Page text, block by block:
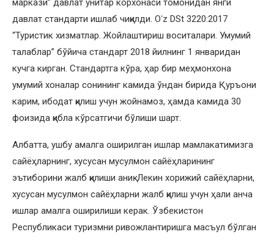
маркази” давлат унитар корхонаси томонидан янги
давлат стандарти ишлаб чиқилди. Oʻz DSt 3220:2017
“Туристик хизматлар. Жойлаштириш воситалари. Умумий
талаблар” бўйича стандарт 2018 йилнинг 1 январидан
кучга кирган. Стандартга кўра, ҳар бир меҳмонхона
умумий хоналар сонининг камида ўндан бирида Қуръони
карим, ибодат қилиш учун жойнамоз, ҳамда камида 30
фоизида қибла кўрсатгичи бўлиши шарт.
Албатта, ушбу амалга оширилган ишлар мамлакатимизга
сайёҳларнинг, хусусан мусулмон сайёҳларининг
эътиборини жалб қилиши аниқ. Лекин хорижий сайёҳларни,
хусусан мусулмон сайёҳларни жалб қилиш учун ҳали анча
ишлар амалга оширилиши керак. Ўзбекистон
Республикаси туризмни ривожлантиришга масъул бўлган